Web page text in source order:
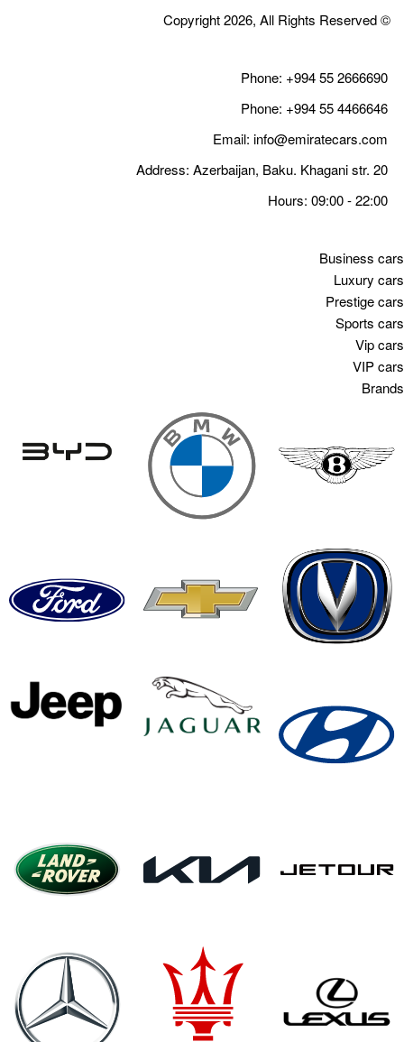
-استئجار سيارات كبار الشخصيات وسيارات الزفاف
– خدمات النقل في المدينة والمنطقة
– نقل الأعمال
– اجتماعات في المطار
تقدم الإمارات للسيارات خدمة تأجير السيارات بسائق مع مجموعة
كبيرة من المركبات ومشاعر مختلفة!
باستثناء مصنعي السيارات الأكثر تكلفة وفاخرة ، تحاول شركتنا تقديم
مجموعة متنوعة من الخدمات. لتتناسب مع احتياجات جميع فئات
السكان ، لدينا سيارة من الطبقة المتوسطة.
، تويوتا ، هيونداي ، هوندا ، نيسان ، ميتسوبيشي ، كيا ، وغيرها من
العلامات التجارية المعروفة مستوردة حصريًا من الدرجة الاقتصادية
والمتوسطة ودرجة رجال الأعمال وسيارات الدفع الرباعي إلى
أسطولنا. يغطي تأمين هال جميع المركبات ويضمن صيانتها في
يمكنك زيارة العديد من المواقع الجميلة في أذربيجان من خلال
سياراتنا الموثوقة والسريعة. علاوة على ذلك ، سوف تكون قادرًا على
تجربة حرية السفر والمغامرة والأحاسيس الجديدة عن طريق استئجار
سيارة في باكو.
يمكنك أن تطمئننا في أي لحظة إلى أن أسعارنا هي الأكثر ربحًا
سيارة باكو من شركة الإمارات للسيارات يؤكد لك أننا سنجعل
رحلتك ميسورة التكلفة ومريحة قدر الإمكان.
© Copyright 2026, All Rights Reserved
Phone: +994 55 2666690
Phone: +994 55 4466646
Email: info@emiratecars.com
Address: Azerbaijan, Baku. Khagani str. 20
Hours: 09:00 - 22:00
Business cars
Luxury cars
Prestige cars
Sports cars
Vip cars
VIP cars
Brands